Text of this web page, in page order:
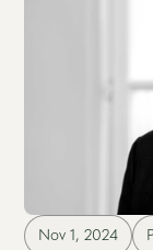
Nov 1, 2024